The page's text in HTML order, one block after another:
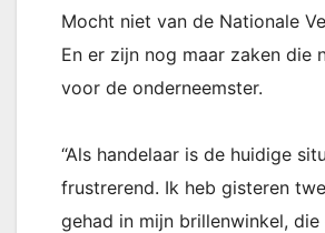
Mocht niet van de Nationale
En er zijn nog maar zaken die
voor de onderneemster.
“Als handelaar is de huidige
frustrerend. Ik heb gisteren
gehad in mijn brillenwinkel,